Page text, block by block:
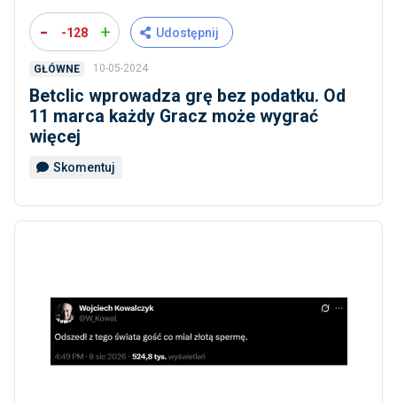
- -128 + Udostępnij
GŁÓWNE 10-05-2024
Betclic wprowadza grę bez podatku. Od
11 marca każdy Gracz może wygrać
więcej
Skomentuj